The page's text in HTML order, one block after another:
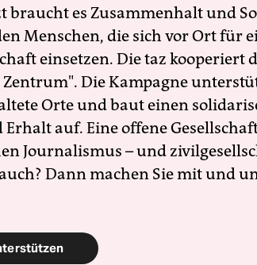
braucht es Zusammenhalt und
Menschen, die sich vor Ort für
einsetzen. Die taz kooperiert
Die Kampagne
Orte und baut einen
Erhalt auf. Eine offene
Journalismus – und
Dann machen Sie mit und